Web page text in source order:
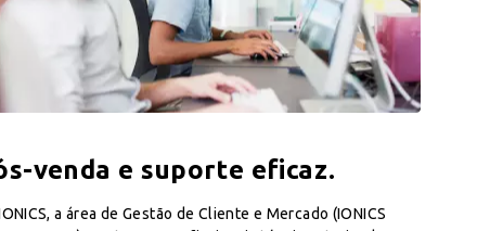
venda e suporte eficaz.
a área de Gestão de Cliente e Mercado (IONICS